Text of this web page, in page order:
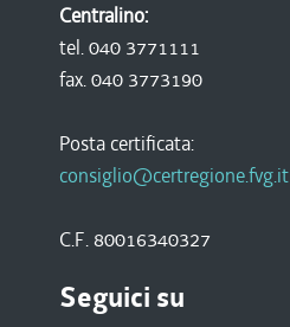
Centralino:
tel. 040 3771111
fax. 040 3773190
Posta certificata:
consiglio@certregione.fvg.it
C.F. 80016340327
Seguici su